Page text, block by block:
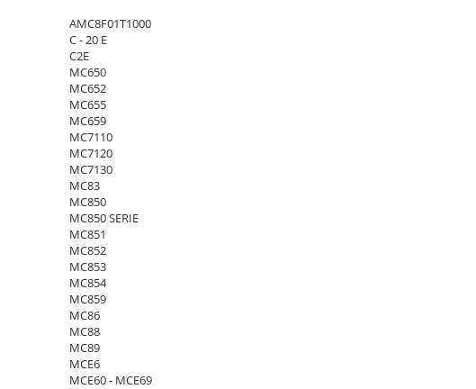
AMC8F01T1000
C - 20 E
C2E
MC650
MC652
MC655
MC659
MC7110
MC7120
MC7130
MC83
MC850
MC850 SERIE
MC851
MC852
MC853
MC854
MC859
MC86
MC88
MC89
MCE6
MCE60 - MCE69